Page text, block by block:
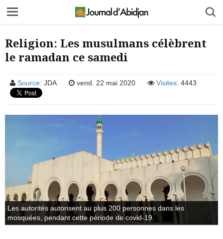
Religion: Les musulmans célèbrent
le ramadan ce samedi
Source: JDA vend. 22 mai 2020 Visites: 4443
Les autorités autorisent au plus 200 personnes dans les
mosquées, pendant cette période de covid-19.